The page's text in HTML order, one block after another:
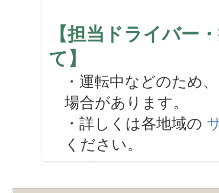
【担当ドライバー
て】
・運転中などのため
場合があります。
・詳しくは各地域の
ください。